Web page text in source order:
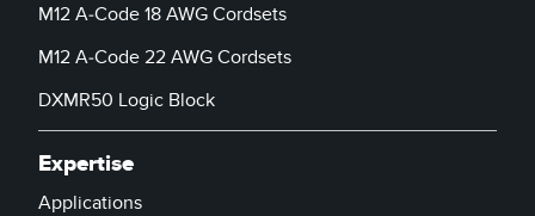
M12 A-Code 18 AWG Cordsets
M12 A-Code 22 AWG Cordsets
DXMR50 Logic Block
Expertise
Applications